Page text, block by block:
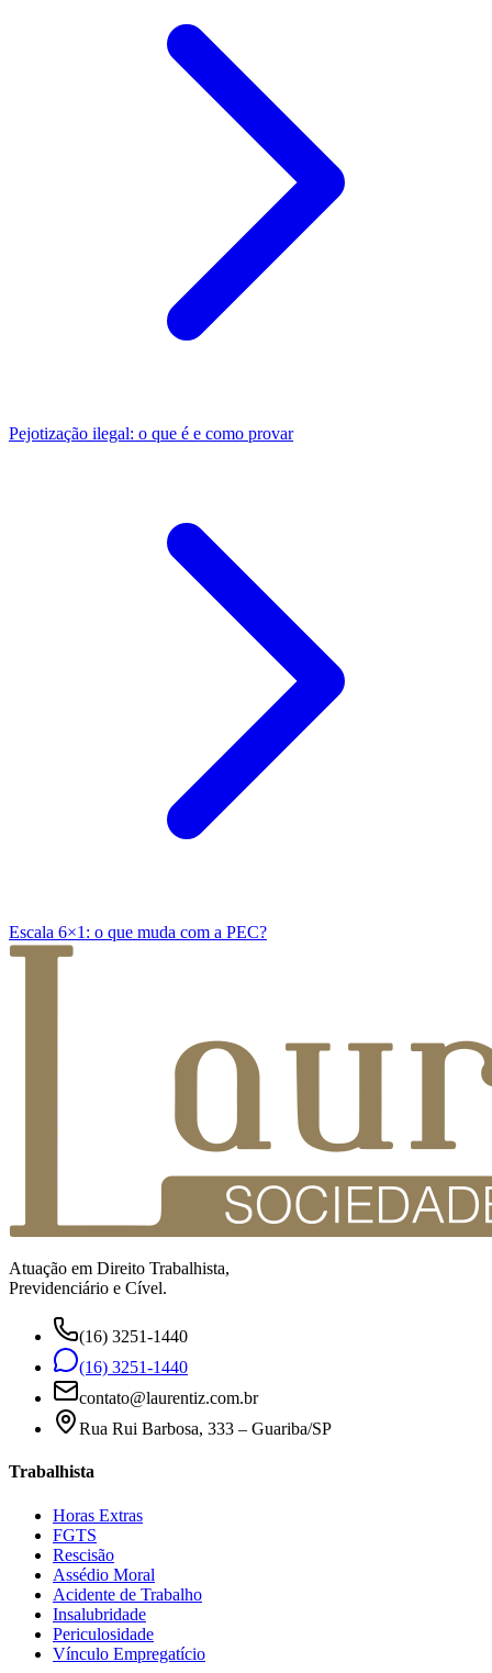
Pejotização ilegal: o que é e como provar
Escala 6×1: o que muda com a PEC?
Atuação em Direito Trabalhista,
Previdenciário e Cível.
(16) 3251-1440
(16) 3251-1440
contato@laurentiz.com.br
Rua Rui Barbosa, 333 – Guariba/SP
Trabalhista
Horas Extras
FGTS
Rescisão
Assédio Moral
Acidente de Trabalho
Insalubridade
Periculosidade
Vínculo Empregatício